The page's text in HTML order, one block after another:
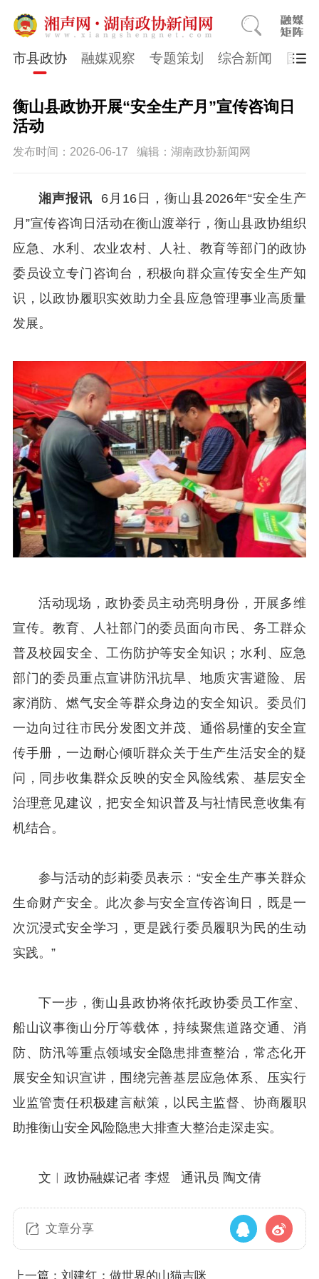
市县政协 融媒观察 专题策划 综合新闻 国医
衡山县政协开展“安全生产月”宣传咨询日
活动
发布时间：2026-06-17 编辑：湖南政协新闻网
湘声报讯
6月16日，衡山县2026年“安全生产
月”宣传咨询日活动在衡山渡举行，衡山县政协组织
应急、水利、农业农村、人社、教育等部门的政协
委员设立专门咨询台，积极向群众宣传安全生产知
识，以政协履职实效助力全县应急管理事业高质量
发展。
活动现场，政协委员主动亮明身份，开展多维
宣传。教育、人社部门的委员面向市民、务工群众
普及校园安全、工伤防护等安全知识；水利、应急
部门的委员重点宣讲防汛抗旱、地质灾害避险、居
家消防、燃气安全等群众身边的安全知识。委员们
一边向过往市民分发图文并茂、通俗易懂的安全宣
传手册，一边耐心倾听群众关于生产生活安全的疑
问，同步收集群众反映的安全风险线索、基层安全
治理意见建议，把安全知识普及与社情民意收集有
机结合。
参与活动的彭莉委员表示：“安全生产事关群众
生命财产安全。此次参与安全宣传咨询日，既是一
次沉浸式安全学习，更是践行委员履职为民的生动
实践。”
下一步，衡山县政协将依托政协委员工作室、
船山议事衡山分厅等载体，持续聚焦道路交通、消
防、防汛等重点领域安全隐患排查整治，常态化开
展安全知识宣讲，围绕完善基层应急体系、压实行
业监管责任积极建言献策，以民主监督、协商履职
助推衡山安全风险隐患大排查大整治走深走实。
文︱政协融媒记者 李煜 通讯员 陶文倩
文章分享
上一篇：刘建红：做世界的山猫吉咪